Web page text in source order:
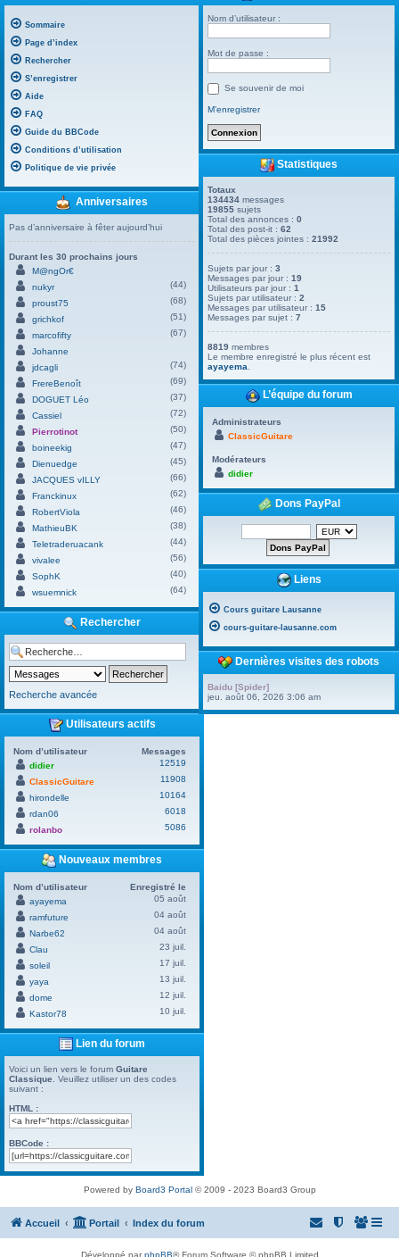
Sommaire
Page d’index
Rechercher
S’enregistrer
Aide
FAQ
Guide du BBCode
Conditions d’utilisation
Politique de vie privée
Anniversaires
Pas d’anniversaire à fêter aujourd’hui
Durant les 30 prochains jours
M@ngOr€
nukyr
(44)
proust75
(68)
grichkof
(51)
marcofifty
(67)
Johanne
jdcagli
(74)
FrereBenoît
(69)
DOGUET Léo
(37)
Cassiel
(72)
Pierrotinot
(50)
boineekig
(47)
Dienuedge
(45)
JACQUES vILLY
(66)
Franckinux
(62)
RobertViola
(46)
MathieuBK
(38)
Teletraderuacank
(44)
vivalee
(56)
SophK
(40)
wsuemnick
(64)
Rechercher
Recherche avancée
Utilisateurs actifs
Nom d’utilisateur
Messages
didier
12519
ClassicGuitare
11908
hirondelle
10164
rdan06
6018
rolanbo
5086
Nouveaux membres
Nom d’utilisateur
Enregistré le
ayayema
05 août
ramfuture
04 août
Narbe62
04 août
Clau
23 juil.
soleil
17 juil.
yaya
13 juil.
dome
12 juil.
Kastor78
10 juil.
Lien du forum
Voici un lien vers le forum Guitare
Classique . Veuillez utiliser un des codes
suivant :
HTML :
BBCode :
Nom d’utilisateur :
Mot de passe :
Se souvenir de moi
M’enregistrer
Statistiques
Totaux
134434 messages
19855 sujets
Total des annonces :0
Total des post-it :62
Total des pièces jointes :21992
Sujets par jour :3
Messages par jour :19
Utilisateurs par jour :1
Sujets par utilisateur :2
Messages par utilisateur :15
Messages par sujet :7
8819 membres
Le membre enregistré le plus récent est
ayayema
L’équipe du forum
Administrateurs
ClassicGuitare
Modérateurs
didier
Dons PayPal
Liens
Cours guitare Lausanne
cours-guitare-lausanne.com
Dernières visites des robots
Baidu [Spider]
jeu. août 06, 2026 3:06 am
Powered by Board3 Portal© 2009 - 2023 Board3 Group
Accueil Portail Index du forum
Développé parphpBB® Forum Software © phpBB Limited